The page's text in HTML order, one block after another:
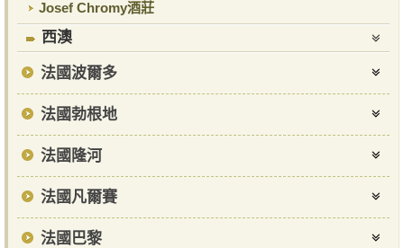
Josef Chromy酒莊
西澳
法國波爾多
法國勃根地
法國隆河
法國凡爾賽
法國巴黎